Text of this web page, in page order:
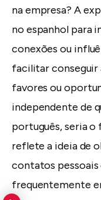
na empresa? A
no espanhol para
conexões ou
facilitar conseguir
favores ou
independente de
português, seria o
reflete a ideia de
contatos pessoais
frequentemente